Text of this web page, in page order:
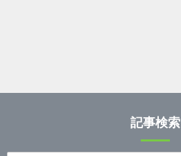
記事検索